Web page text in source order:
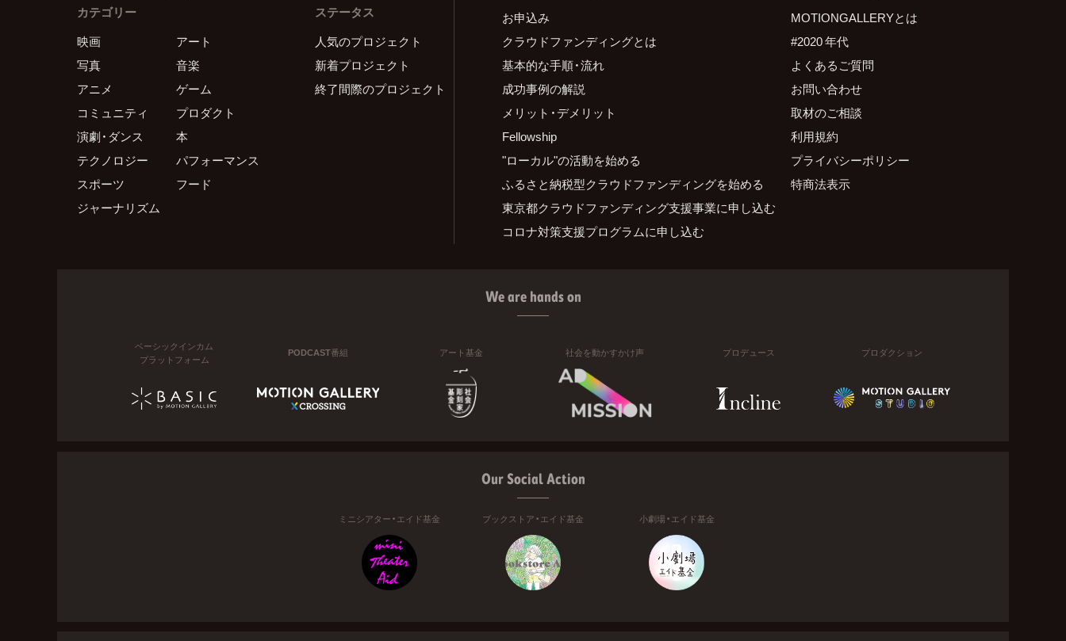
カテゴリー
映画
アート
写真
音楽
アニメ
ゲーム
コミュニティ
プロダクト
演劇・ダンス
本
テクノロジー
パフォーマンス
スポーツ
フード
ジャーナリズム
ステータス
人気のプロジェクト
新着プロジェクト
終了間際のプロジェクト
お申込み
クラウドファンディングとは
基本的な手順・流れ
成功事例の解説
メリット・デメリット
Fellowship
"ローカル"の活動を始める
ふるさと納税型クラウドファンディングを始める
東京都クラウドファンディング支援事業に申し込む
コロナ対策支援プログラムに申し込む
MOTIONGALLERYとは
#2020 年代
よくあるご質問
お問い合わせ
取材のご相談
利用規約
プライバシーポリシー
特商法表示
We are hands on
ベーシックインカム
プラットフォーム
PODCAST番組 アート基金 社会を動かすかけ声 プロデュース プロダクション
Our Social Action
ミニシアター・エイド基金 ブックストア・エイド基金 小劇場・エイド基金